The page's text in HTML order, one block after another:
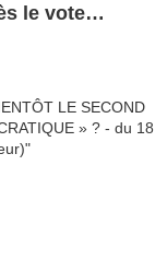
le vote